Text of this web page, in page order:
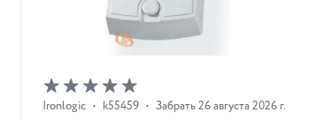
Ironlogic • k55459 • Забрать 26 августа 2026 г.